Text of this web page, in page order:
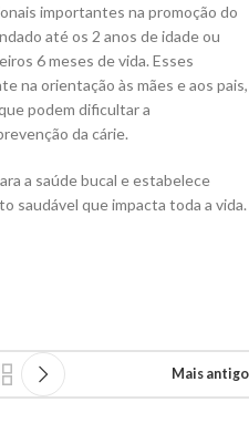
importantes na promoção do
até os 2 anos de idade ou
6 meses de vida. Esses
na orientação às mães e aos pais,
podem dificultar a
da cárie.
a saúde bucal e estabelece
saudável que impacta toda a vida.
Mais antigo